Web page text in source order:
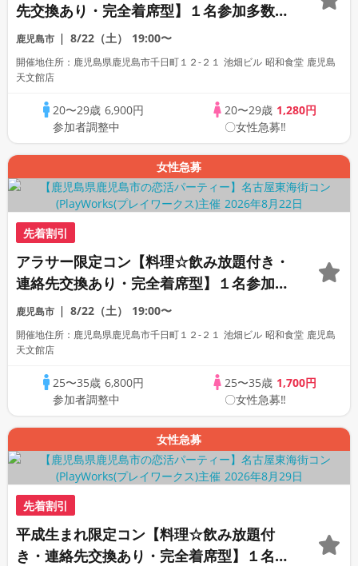
先交換あり・完全着席型】１名参加多数・
初参加も大歓迎☆プレイワークス主催☆
鹿児島市 8/22（土） 19:00〜
開催地住所：鹿児島県鹿児島市千日町１２-２１ 池畑ビル 昭和食堂 鹿児島
天文館店
20〜29歳 6,900円
参加者調整中
20〜29歳 1,280円
〇女性急募‼
女性急募
先着割引
アラサー限定コン【料理☆飲み放題付き・
連絡先交換あり・完全着席型】１名参加多
数・初参加も大歓迎☆プレイワークス主催
☆
鹿児島市 8/22（土） 19:00〜
開催地住所：鹿児島県鹿児島市千日町１２-２１ 池畑ビル 昭和食堂 鹿児島
天文館店
25〜35歳 6,800円
参加者調整中
25〜35歳 1,700円
〇女性急募‼
女性急募
先着割引
平成生まれ限定コン【料理☆飲み放題付
き・連絡先交換あり・完全着席型】１名参